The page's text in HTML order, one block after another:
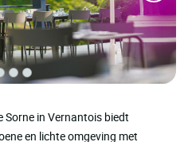
Sorne in Vernantois biedt
en lichte omgeving met